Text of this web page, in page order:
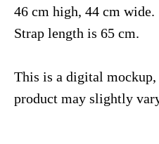
46 cm high, 44 cm wide.
Strap length is 65 cm.
This is a digital
product may slightly